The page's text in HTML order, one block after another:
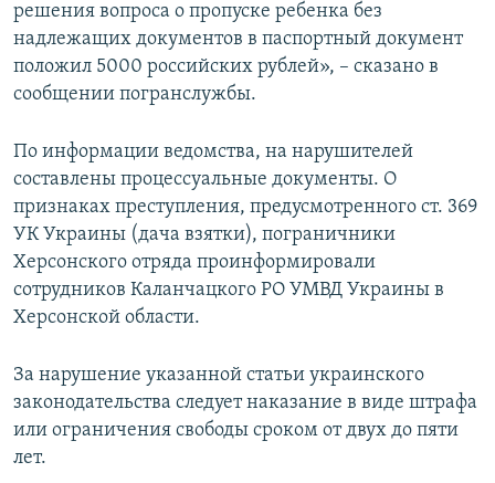
решения вопроса о пропуске ребенка без
надлежащих документов в паспортный документ
положил 5000 российских рублей», – сказано в
сообщении погранслужбы.
По информации ведомства, на нарушителей
составлены процессуальные документы. О
признаках преступления, предусмотренного ст. 369
УК Украины (дача взятки), пограничники
Херсонского отряда проинформировали
сотрудников Каланчацкого РО УМВД Украины в
Херсонской области.
За нарушение указанной статьи украинского
законодательства следует наказание в виде штрафа
или ограничения свободы сроком от двух до пяти
лет.